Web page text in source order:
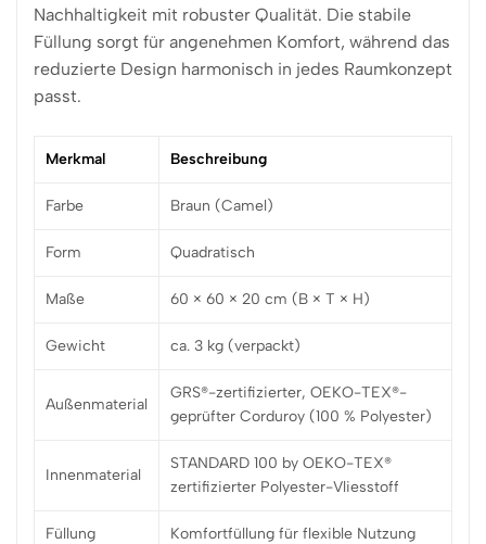
Nachhaltigkeit mit robuster Qualität. Die stabile
Füllung sorgt für angenehmen Komfort, während das
reduzierte Design harmonisch in jedes Raumkonzept
passt.
Merkmal Beschreibung
Farbe Braun (Camel)
Form Quadratisch
Maße 60 × 60 × 20 cm (B × T × H)
Gewicht ca. 3 kg (verpackt)
Außenmaterial
GRS®-zertifizierter, OEKO-TEX®-
geprüfter Corduroy (100 % Polyester)
Innenmaterial
STANDARD 100 by OEKO-TEX®
zertifizierter Polyester-Vliesstoff
Füllung Komfortfüllung für flexible Nutzung